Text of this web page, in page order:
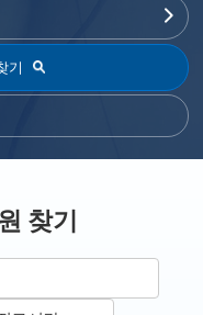
기
찾기